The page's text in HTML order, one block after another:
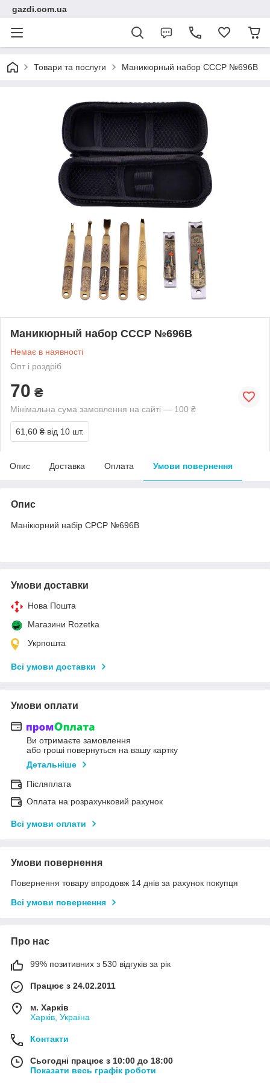
gazdi.com.ua
Товари та послуги Маникюрный набор СССР №696B
Маникюрный набор СССР №696B
Немає в наявності
Опт і роздріб
70 ₴
Мінімальна сума замовлення на сайті — 100 ₴
61,60 ₴ від 10 шт.
Опис Доставка Оплата Умови повернення
Опис
Манікюрний набір СРСР №696B
Умови доставки
Нова Пошта
Магазини Rozetka
Укрпошта
Всі умови доставки
Умови оплати
Ви отримаєте замовлення
або гроші повернуться на вашу картку
Детальніше
Післяплата
Оплата на розрахунковий рахунок
Всі умови оплати
Умови повернення
Повернення товару впродовж 14 днів за рахунок покупця
Всі умови повернення
Про нас
99% позитивних з 530 відгуків за рік
Працює з 24.02.2011
м. Харків
Харків, Україна
Контакти
Сьогодні працює з 10:00 до 18:00
Показати весь графік роботи